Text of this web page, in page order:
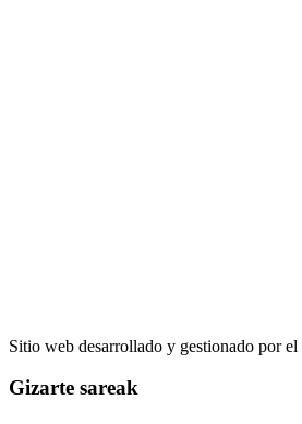
Sitio web desarrollado y gestionado por el
Gizarte sareak